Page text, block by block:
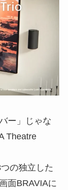
ー」じゃな
Theatre
の独立した
面BRAVIAに